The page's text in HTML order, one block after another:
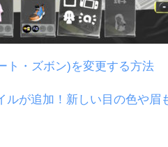
ト・ズボン)を変更する方法